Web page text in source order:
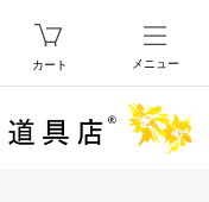
カート メニュー